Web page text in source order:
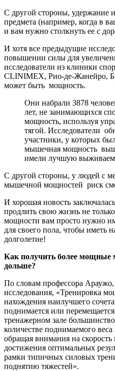
С другой стороны, удержание
предмета (например, когда в
и вам нужно столкнуть ее с
И хотя все предыдущие
повышении силы для
исследователи из клиники
CLINIMEX, Рио-де-Жанейро,
может быть мощность.
Они набрали 3878
лет, не занимающихся
мощность, используя
тягой. Исследователи
участники, у которых
мышечная мощность
имели лучшую
С другой стороны, у людей с
мышечной мощностей риск
И хорошая новость
продлить свою жизнь не
мощности вам просто нужно
для своего пола, чтобы иметь
долголетие!
Как получить более
дольше?
По словам профессора Араужо,
исследования, «Тренировка
нахождения наилучшего
поднимается или
тренажерном зале
количестве поднимаемого
обращая внимания на
достижения оптимальных
рамки типичных силовых
поднятию тяжестей».